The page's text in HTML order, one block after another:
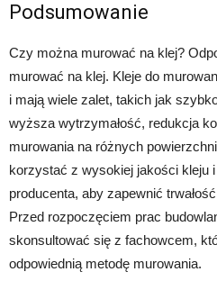
Podsumowanie
Czy można murować na klej?
murować na klej. Kleje do
i mają wiele zalet, takich jak
wyższa wytrzymałość, redukcja
murowania na różnych
korzystać z wysokiej jakości kleju
producenta, aby zapewnić
Przed rozpoczęciem prac
skonsultować się z fachowcem,
odpowiednią metodę murowania.